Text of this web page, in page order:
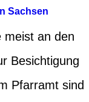
meist an den
Besichtigung
Pfarramt sind